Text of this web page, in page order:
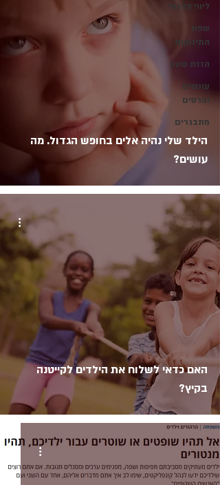
ליווי פדגוגי
שפת
התינוקות
הזזת שעון
עונשים
ופרסים
מתבגרים
הילד שלי נהיה אלים בחופש הגדול. מה
עושים?
האם כדאי לשלוח את הילדים לקייטנה
בקיץ?